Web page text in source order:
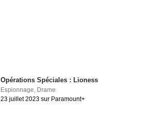
Opérations Spéciales : Lioness
Espionnage Drame
23 juillet 2023 sur Paramount+